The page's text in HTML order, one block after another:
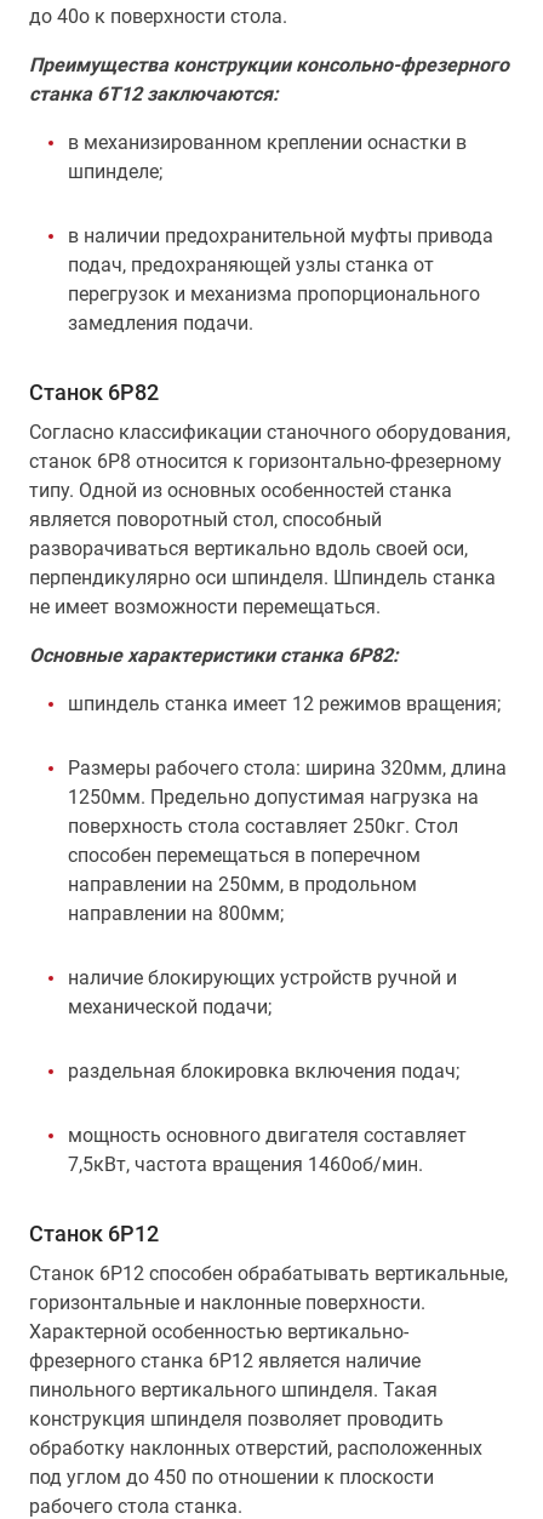
до 40о к поверхности стола.
Преимущества конструкции консольно-фрезерного
станка 6Т12 заключаются:
в механизированном креплении оснастки в
шпинделе;
в наличии предохранительной муфты привода
подач, предохраняющей узлы станка от
перегрузок и механизма пропорционального
замедления подачи.
Станок 6Р82
Согласно классификации станочного оборудования,
станок 6Р8 относится к горизонтально-фрезерному
типу. Одной из основных особенностей станка
является поворотный стол, способный
разворачиваться вертикально вдоль своей оси,
перпендикулярно оси шпинделя. Шпиндель станка
не имеет возможности перемещаться.
Основные характеристики станка 6Р82:
шпиндель станка имеет 12 режимов вращения;
Размеры рабочего стола: ширина 320мм, длина
1250мм. Предельно допустимая нагрузка на
поверхность стола составляет 250кг. Стол
способен перемещаться в поперечном
направлении на 250мм, в продольном
направлении на 800мм;
наличие блокирующих устройств ручной и
механической подачи;
раздельная блокировка включения подач;
мощность основного двигателя составляет
7,5кВт, частота вращения 1460об/мин.
Станок 6Р12
Станок 6Р12 способен обрабатывать вертикальные,
горизонтальные и наклонные поверхности.
Характерной особенностью вертикально-
фрезерного станка 6Р12 является наличие
пинольного вертикального шпинделя. Такая
конструкция шпинделя позволяет проводить
обработку наклонных отверстий, расположенных
под углом до 450 по отношении к плоскости
рабочего стола станка.